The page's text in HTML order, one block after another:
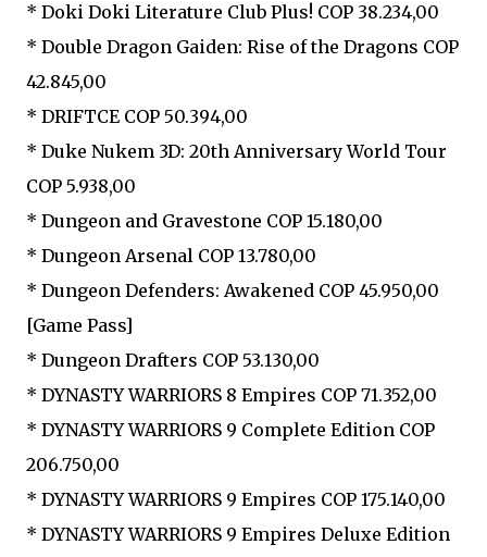
* Doki Doki Literature Club Plus! COP 38.234,00
* Double Dragon Gaiden: Rise of the Dragons COP
42.845,00
* DRIFTCE COP 50.394,00
* Duke Nukem 3D: 20th Anniversary World Tour
COP 5.938,00
* Dungeon and Gravestone COP 15.180,00
* Dungeon Arsenal COP 13.780,00
* Dungeon Defenders: Awakened COP 45.950,00
[Game Pass]
* Dungeon Drafters COP 53.130,00
* DYNASTY WARRIORS 8 Empires COP 71.352,00
* DYNASTY WARRIORS 9 Complete Edition COP
206.750,00
* DYNASTY WARRIORS 9 Empires COP 175.140,00
* DYNASTY WARRIORS 9 Empires Deluxe Edition